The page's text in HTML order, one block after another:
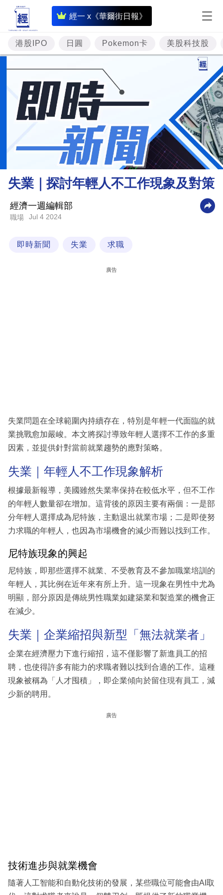
經一 x《華爾街日報》
即
時
財
經
專
題
投
資
樓
市
財
商
閱
專
區
港股IPO 日圓 Pokemon卡 美股科技股
失業｜探討年輕人不工作現象及對策
經濟一週編輯部
職場 Jul 4 2024
即時新聞 失業 求職
廣告
失業問題在全球範圍內持續存在，特別是年輕一代面臨的就
業挑戰愈加嚴峻。本文將探討導致年輕人選擇不工作的多重
因素，並提供針對當前就業趨勢的應對策略。
失業｜年輕人不工作現象解析
根據最新報導，美國雖然失業率保持在較低水平，但不工作
的年輕人數量卻在增加。這背後的原因主要有兩個：一是部
分年輕人選擇成為尼特族，主動退出就業市場；二是即使努
力求職的年輕人，也因為市場機會的減少而難以找到工作。
尼特族現象的興起
尼特族，即那些選擇不就業、不受教育及不參加職業培訓的
年輕人，其比例在近年來有所上升。這一現象在男性中尤為
明顯，部分原因是傳統男性職業如建築業和製造業的機會正
在減少。
失業｜企業縮招與新型「無法就業者」
企業在經濟壓力下進行縮招，這不僅影響了新進員工的招
聘，也使得許多有能力的求職者難以找到合適的工作。這種
現象被稱為「人才囤積」，即企業傾向於留住現有員工，減
少新的聘用。
廣告
技術進步與就業機會
隨著人工智能和自動化技術的發展，某些職位可能會由AI取